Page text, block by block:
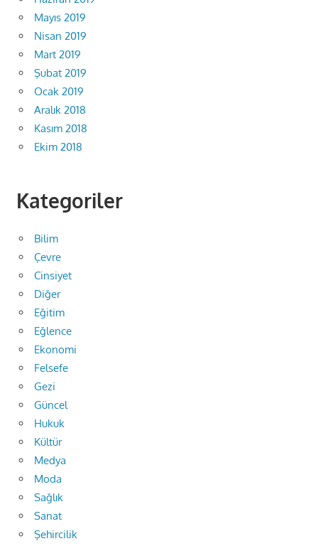
Mayıs 2019
Nisan 2019
Mart 2019
Şubat 2019
Ocak 2019
Aralık 2018
Kasım 2018
Ekim 2018
Kategoriler
Bilim
Çevre
Cinsiyet
Diğer
Eğitim
Eğlence
Ekonomi
Felsefe
Gezi
Güncel
Hukuk
Kültür
Medya
Moda
Sağlık
Sanat
Şehircilik